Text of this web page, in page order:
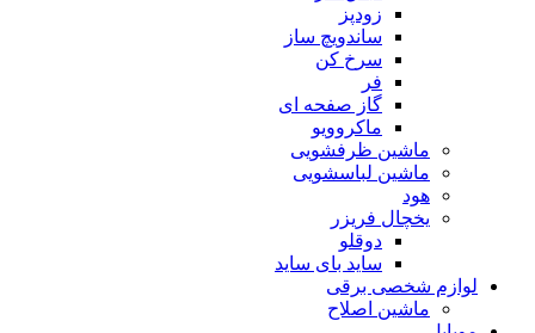
زودپز
ساندویچ ساز
سرخ کن
فر
گاز صفحه ای
ماکروویو
ماشین ظرفشویی
ماشین لباسشویی
هود
یخچال فریزر
دوقلو
ساید بای ساید
لوازم شخصی برقی
ماشین اصلاح